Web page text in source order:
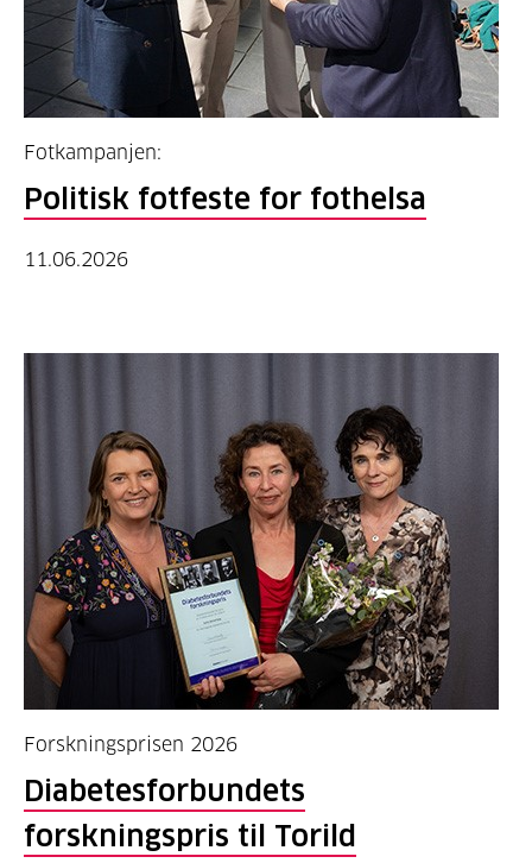
Fotkampanjen:
Politisk fotfeste for fothelsa
11.06.2026
Forskningsprisen 2026
Diabetesforbundets
forskningspris til Torild